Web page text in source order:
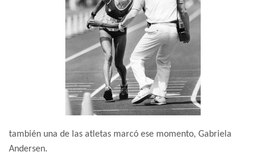
también una de las atletas marcó ese momento, Gabriela
Andersen.